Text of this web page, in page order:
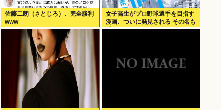
佐藤二朗（さとじろ）、完全勝利
www
女子高生がプロ野球選手を目指す
漫画、ついに発見される その名も
「ゆーあーすらっがー」